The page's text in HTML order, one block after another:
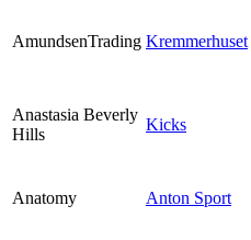
AmundsenTrading Kremmerhuset
Anastasia Beverly
Hills
Kicks
Anatomy Anton Sport